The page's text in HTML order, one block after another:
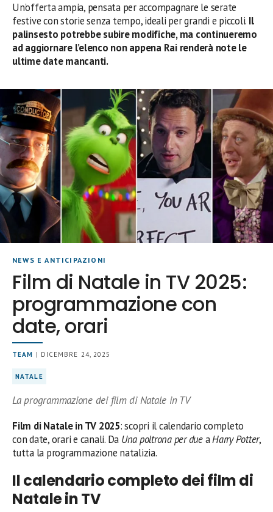
Un’offerta ampia, pensata per accompagnare le serate
festive con storie senza tempo, ideali per grandi e piccoli. Il
palinsesto potrebbe subire modifiche, ma continueremo
ad aggiornare l’elenco non appena Rai renderà note le
ultime date mancanti.
NEWS E ANTICIPAZIONI
Film di Natale in TV 2025:
programmazione con
date, orari
TEAM | DICEMBRE 24, 2025
NATALE
La programmazione dei film di Natale in TV
Film di Natale in TV 2025: scopri il calendario completo
con date, orari e canali. Da Una poltrona per dueaHarry Potter,
tutta la programmazione natalizia.
Il calendario completo dei film di
Natale in TV